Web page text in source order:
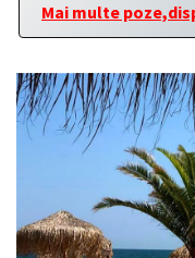
Mai multe